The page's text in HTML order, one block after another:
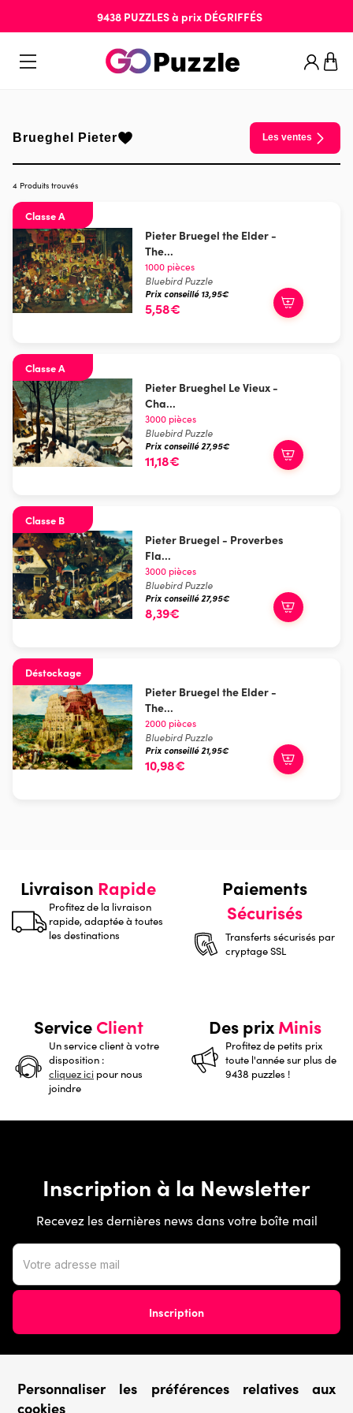
9438 PUZZLESà prix DÉGRIFFÉS
Brueghel Pieter Les ventes
4 Produits trouvés
Classe A
Pieter Bruegel the Elder -
The...
1000 pièces
Bluebird Puzzle
Prix conseillé 13,95€
5,58€
Classe A
Pieter Brueghel Le Vieux -
Cha...
3000 pièces
Bluebird Puzzle
Prix conseillé 27,95€
11,18€
Classe B
Pieter Bruegel - Proverbes
Fla...
3000 pièces
Bluebird Puzzle
Prix conseillé 27,95€
8,39€
Déstockage
Pieter Bruegel the Elder -
The...
2000 pièces
Bluebird Puzzle
Prix conseillé 21,95€
10,98€
Livraison Rapide
Profitez de la livraison
rapide, adaptée à toutes
les destinations
Paiements
Sécurisés
Transferts sécurisés par
cryptage SSL
ServiceClient
Un service client à votre
disposition :
cliquez ici pour nous
joindre
Des prixMinis
Profitez de petits prix
toute l'année sur plus de
9438 puzzles !
Inscription à la Newsletter
Recevez les dernières news dans votre boîte mail
Personnaliser les préférences relatives aux
cookies